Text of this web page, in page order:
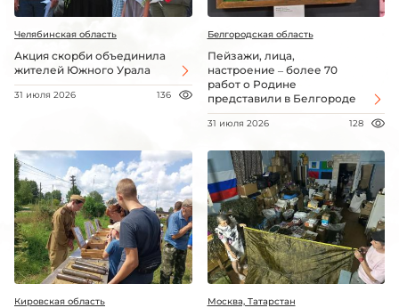
Челябинская область
Акция скорби объединила
жителей Южного Урала
31 июля 2026 136
Белгородская область
Пейзажи, лица,
настроение – более 70
работ о Родине
представили в Белгороде
31 июля 2026 128
Кировская область Москва, Татарстан